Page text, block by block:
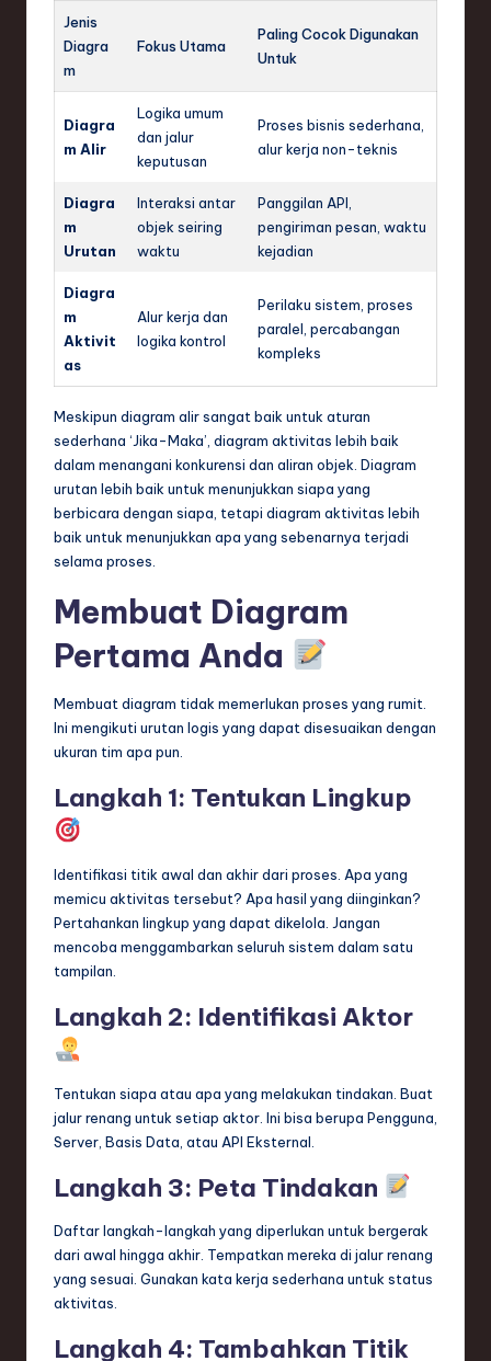
Jenis
Diagra
m
Fokus Utama
Paling Cocok Digunakan
Untuk
Diagra
m Alir
Logika umum
dan jalur
keputusan
Proses bisnis sederhana,
alur kerja non-teknis
Diagra
m
Urutan
Interaksi antar
objek seiring
waktu
Panggilan API,
pengiriman pesan, waktu
kejadian
Diagra
m
Aktivit
as
Alur kerja dan
logika kontrol
Perilaku sistem, proses
paralel, percabangan
kompleks
Meskipun diagram alir sangat baik untuk aturan
sederhana ‘Jika-Maka’, diagram aktivitas lebih baik
dalam menangani konkurensi dan aliran objek. Diagram
urutan lebih baik untuk menunjukkan siapa yang
berbicara dengan siapa, tetapi diagram aktivitas lebih
baik untuk menunjukkan apa yang sebenarnya terjadi
selama proses.
Membuat Diagram
Pertama Anda
Membuat diagram tidak memerlukan proses yang rumit.
Ini mengikuti urutan logis yang dapat disesuaikan dengan
ukuran tim apa pun.
Langkah 1: Tentukan Lingkup
Identifikasi titik awal dan akhir dari proses. Apa yang
memicu aktivitas tersebut? Apa hasil yang diinginkan?
Pertahankan lingkup yang dapat dikelola. Jangan
mencoba menggambarkan seluruh sistem dalam satu
tampilan.
Langkah 2: Identifikasi Aktor
Tentukan siapa atau apa yang melakukan tindakan. Buat
jalur renang untuk setiap aktor. Ini bisa berupa Pengguna,
Server, Basis Data, atau API Eksternal.
Langkah 3: Peta Tindakan
Daftar langkah-langkah yang diperlukan untuk bergerak
dari awal hingga akhir. Tempatkan mereka di jalur renang
yang sesuai. Gunakan kata kerja sederhana untuk status
aktivitas.
Langkah 4: Tambahkan Titik